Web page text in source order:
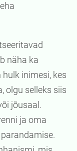
näha ka
inimesi, kes
olgu selleks siis
jõusaal.
ja oma